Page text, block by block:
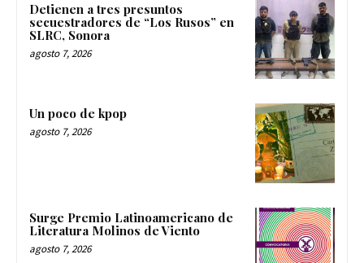
Detienen a tres presuntos
secuestradores de “Los Rusos” en
SLRC, Sonora
agosto 7, 2026
Un poco de kpop
agosto 7, 2026
Surge Premio Latinoamericano de
Literatura Molinos de Viento
agosto 7, 2026